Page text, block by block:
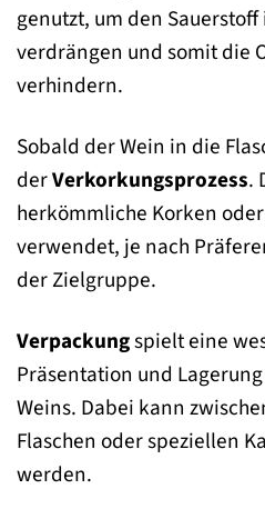
genutzt, um den Sauerstoff
verdrängen und somit die
verhindern.
Sobald der Wein in die
derVerkorkungsprozess.
herkömmliche Korken
verwendet, je nach
der Zielgruppe.
Verpackungspielt eine
Präsentation und
Weins. Dabei kann
Flaschen oder speziellen
werden.